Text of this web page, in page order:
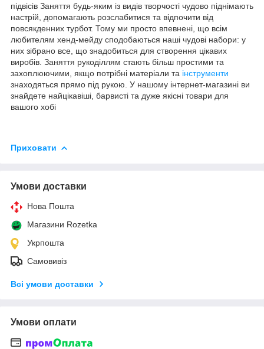
підвісів Заняття будь-яким із видів творчості чудово піднімають
настрій, допомагають розслабитися та відпочити від
повсякденних турбот. Тому ми просто впевнені, що всім
любителям хенд-мейду сподобаються наші чудові набори: у
них зібрано все, що знадобиться для створення цікавих
виробів. Заняття рукоділлям стають більш простими та
захоплюючими, якщо потрібні матеріали та інструменти
знаходяться прямо під рукою. У нашому інтернет-магазині ви
знайдете найцікавіші, барвисті та дуже якісні товари для
вашого хобі
Приховати
Умови доставки
Нова Пошта
Магазини Rozetka
Укрпошта
Самовивіз
Всі умови доставки
Умови оплати